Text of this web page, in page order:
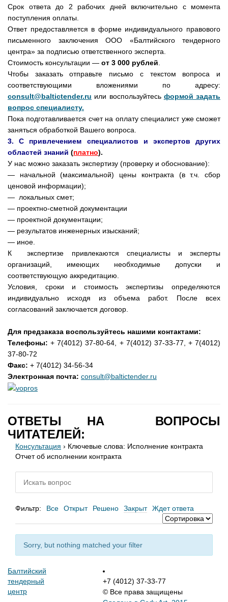
Срок ответа до 2 рабочих дней включительно с момента
поступления оплаты.
Ответ предоставляется в форме индивидуального правового
письменного заключения ООО «Балтийского тендерного
центра» за подписью ответственного эксперта.
Стоимость консультации — от 3 000 рублей
Чтобы заказать отправьте письмо с текстом вопроса и
соответствующими вложениями по адресу:
consult@baltictender.ru или воспользуйтесь формой задать
вопрос специалисту.
Пока подготавливается счет на оплату специалист уже сможет
заняться обработкой Вашего вопроса.
3. С привлечением специалистов и экспертов других
областей знаний (платно).
У нас можно заказать экспертизу (проверку и обоснование):
— начальной (максимальной) цены контракта (в т.ч. сбор
ценовой информации);
— локальных смет;
— проектно-сметной документации
— проектной документации;
— результатов инженерных изысканий;
— иное.
К экспертизе привлекаются специалисты и эксперты
организаций, имеющих необходимые допуски и
соответствующую аккредитацию.
Условия, сроки и стоимость экспертизы определяются
индивидуально исходя из объема работ. После всех
согласований заключается договор.
Для предзаказа воспользуйтесь нашими контактами:
Телефоны: + 7(4012) 37-80-64, + 7(4012) 37-33-77, + 7(4012)
37-80-72
Факс: + 7(4012) 34-56-34
Электронная почта: consult@baltictender.ru
ОТВЕТЫ НА ВОПРОСЫ
ЧИТАТЕЛЕЙ:
Консультация › Ключевые слова: Исполнение контракта
Отчет об исполнении контракта
Фильтр: Все Открыт Решено Закрыт Ждет ответа
Sorry, but nothing matched your filter
Балтийский
тендерный
центр
+7 (4012) 37-33-77
© Все права защищены